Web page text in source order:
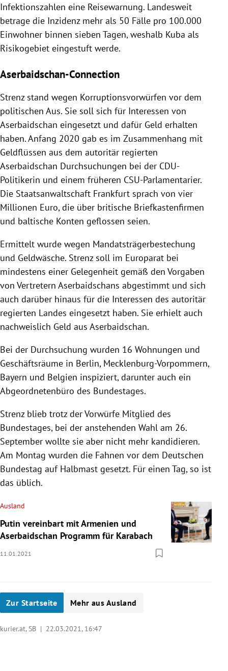
Infektionszahlen eine Reisewarnung. Landesweit
betrage die Inzidenz mehr als 50 Fälle pro 100.000
Einwohner binnen sieben Tagen, weshalb Kuba als
Risikogebiet eingestuft werde.
Aserbaidschan-Connection
Strenz stand wegen Korruptionsvorwürfen vor dem
politischen Aus. Sie soll sich für Interessen von
Aserbaidschan eingesetzt und dafür Geld erhalten
haben.Anfang 2020 gab es im Zusammenhang mit
Geldflüssen aus dem autoritär regierten
Aserbaidschan Durchsuchungen bei der CDU-
Politikerin und einem früheren CSU-Parlamentarier.
Die Staatsanwaltschaft Frankfurt sprach von vier
Millionen Euro, die über britische Briefkastenfirmen
und baltische Konten geflossen seien.
Ermittelt wurde wegen Mandatsträgerbestechung
und Geldwäsche. Strenz soll im Europarat bei
mindestens einer Gelegenheit gemäß den Vorgaben
von Vertretern Aserbaidschans abgestimmt und sich
auch darüber hinaus für die Interessen des autoritär
regierten Landes eingesetzt haben. Sie erhielt auch
nachweislich Geld aus Aserbaidschan.
Bei der Durchsuchung wurden 16 Wohnungen und
Geschäftsräume in Berlin, Mecklenburg-Vorpommern,
Bayern und Belgien inspiziert, darunter auch ein
Abgeordnetenbüro des Bundestages.
Strenz blieb trotz der Vorwürfe Mitglied des
Bundestages, bei der anstehenden Wahl am 26.
September wollte sie aber nicht mehr kandidieren.
Am Montag wurden die Fahnen vor dem Deutschen
Bundestag auf Halbmast gesetzt. Für einen Tag, so ist
das üblich.
Ausland
Putin vereinbart mit Armenien und
Aserbaidschan Programm für Karabach
11.01.2021
Zur Startseite Mehr aus Ausland
kurier.at, SB | 22.03.2021, 16:47